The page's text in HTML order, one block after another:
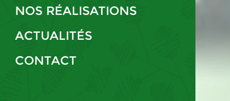
NOS RÉALISATIONS
ACTUALITÉS
CONTACT